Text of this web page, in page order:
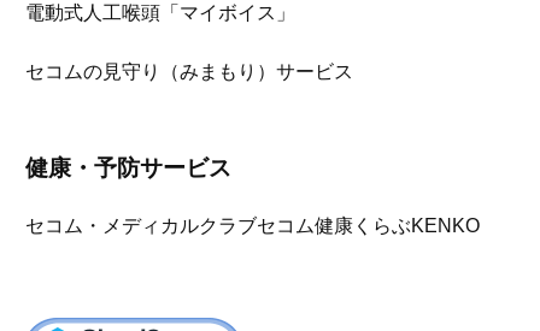
電動式人工喉頭「マイボイス」
セコムの見守り（みまもり）サービス
健康・予防サービス
セコム・メディカルクラブセコム健康くらぶKENKO